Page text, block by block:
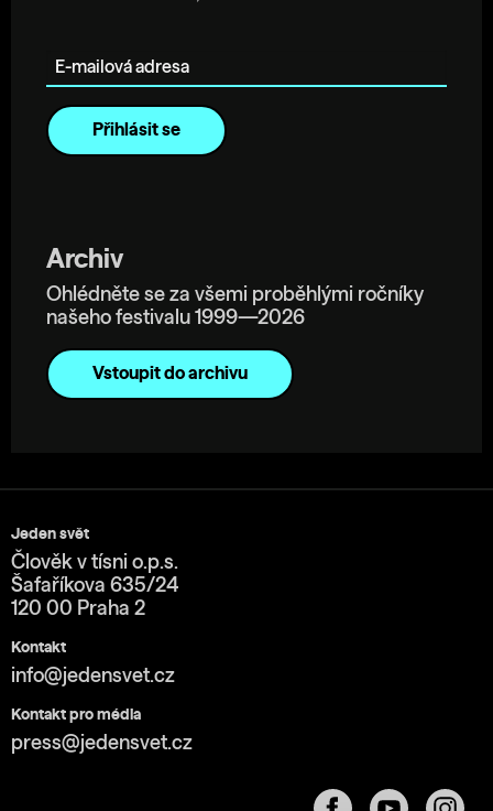
Archiv
Ohlédněte se za všemi proběhlými ročníky
našeho festivalu 1999—2026
Vstoupit do archivu
Jeden svět
Člověk v tísni o.p.s.
Šafaříkova 635/24
120 00 Praha 2
Kontakt
info@jedensvet.cz
Kontakt pro média
press@jedensvet.cz